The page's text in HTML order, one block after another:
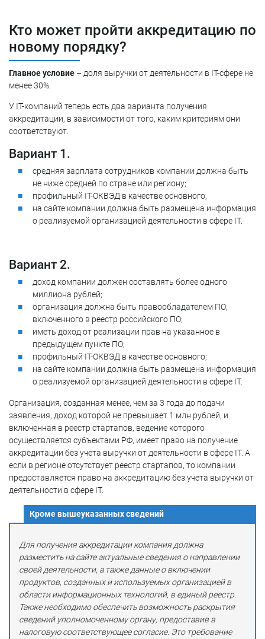
Кто может пройти аккредитацию по
новому порядку?
Главное условие – доля выручки от деятельности в IT-сфере не
менее 30%.
У IT-компаний теперь есть два варианта получения
аккредитации, в зависимости от того, каким критериям они
соответствуют.
Вариант 1.
средняя зарплата сотрудников компании должна быть
не ниже средней по стране или региону;
профильный IT-ОКВЭД в качестве основного;
на сайте компании должна быть размещена информация
о реализуемой организацией деятельности в сфере IT.
Вариант 2.
доход компании должен составлять более одного
миллиона рублей;
организация должна быть правообладателем ПО,
включенного в реестр российского ПО;
иметь доход от реализации прав на указанное в
предыдущем пункте ПО;
профильный IT-ОКВЭД в качестве основного;
на сайте компании должна быть размещена информация
о реализуемой организацией деятельности в сфере IT.
Организация, созданная менее, чем за 3 года до подачи
заявления, доход которой не превышает 1 млн рублей, и
включенная в реестр стартапов, ведение которого
осуществляется субъектами РФ, имеет право на получение
аккредитации без учета выручки от деятельности в сфере IT. А
если в регионе отсутствует реестр стартапов, то компании
предоставляется право на аккредитацию без учета выручки от
деятельности в сфере IT.
Кроме вышеуказанных сведений
Для получения аккредитации компания должна
разместить на сайте актуальные сведения о направлении
своей деятельности, а также данные о включении
продуктов, созданных и используемых организацией в
области информационных технологий, в единый реестр.
Также необходимо обеспечить возможность раскрытия
сведений уполномоченному органу, предоставив в
налоговую соответствующее согласие. Это требование